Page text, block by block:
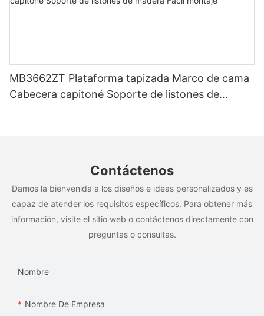
MB3662ZT Plataforma tapizada Marco de cama
Cabecera capitoné Soporte de listones de
Contáctenos
Damos la bienvenida a los diseños e ideas personalizados y es
capaz de atender los requisitos específicos. Para obtener más
información, visite el sitio web o contáctenos directamente con
preguntas o consultas.
Nombre
Nombre De Empresa